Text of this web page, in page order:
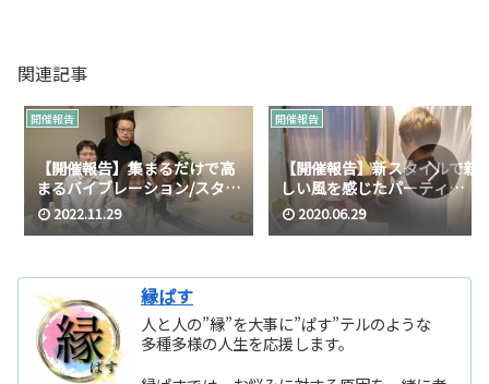
関連記事
開催報告
【開催報告】集まるだけで高
まるバイブレーション/スター
ピープル 交流会 in 2022
2022.11.29
開催報告
【開催報告】新スタイルで新
しい風を感じたパーティ
ー…/Sun&Moon占いやしパ
ーティー
2020.06.29
縁ぱす
人と人の”縁”を大事に”ぱす”テルのような
多種多様の人生を応援します。